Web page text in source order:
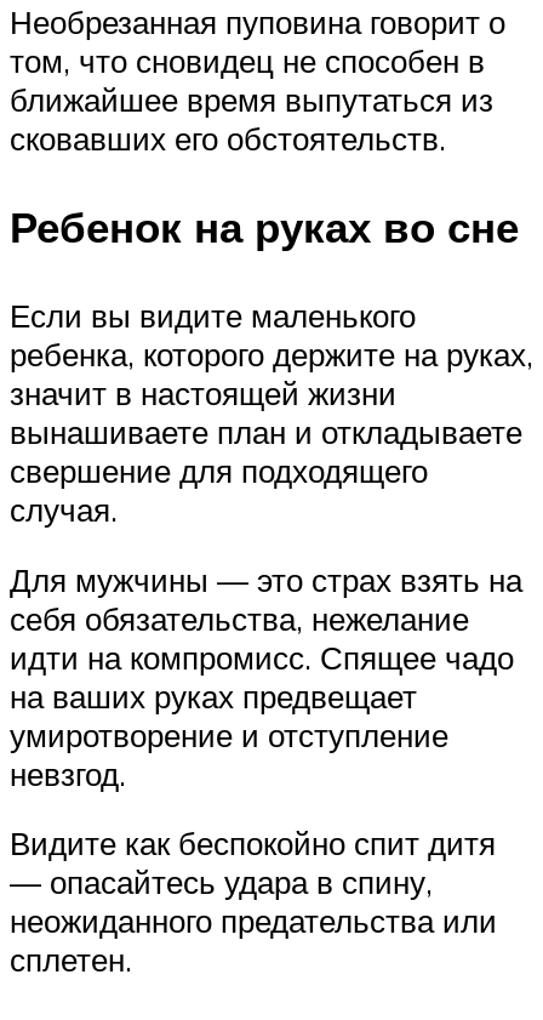
Необрезанная пуповина говорит о
том, что сновидец не способен в
ближайшее время выпутаться из
сковавших его обстоятельств.
Ребенок на руках во сне
Если вы видите маленького
ребенка, которого держите на руках,
значит в настоящей жизни
вынашиваете план и откладываете
свершение для подходящего
случая.
Для мужчины — это страх взять на
себя обязательства, нежелание
идти на компромисс. Спящее чадо
на ваших руках предвещает
умиротворение и отступление
невзгод.
Видите как беспокойно спит дитя
— опасайтесь удара в спину,
неожиданного предательства или
сплетен.